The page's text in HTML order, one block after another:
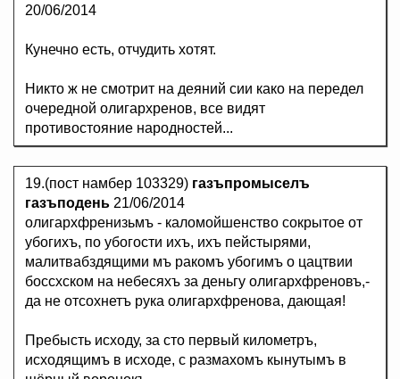
20/06/2014
Кунечно есть, отчудить хотят.
Никто ж не смотрит на деяний сии како на передел
очередной олигархренов, все видят
противостояние народностей...
19.(пост намбер 103329) газъпромыселъ
газъподень 21/06/2014
олигархфренизьмъ - каломойшенство сокрытое от
убогихъ, по убогости ихъ, ихъ пейстырями,
малитвабздящими мъ ракомъ убогимъ о цацтвии
боссхском на небесяхъ за деньгу олигархфреновъ,-
да не отсохнетъ рука олигархфренова, дающая!
Пребысть исходу, за сто первый километръ,
исходящимъ в исходе, с размахомъ кынутымъ в